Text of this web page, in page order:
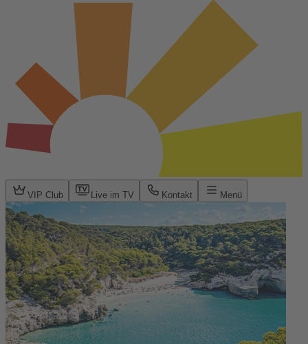
VIP Club Live im TV Kontakt Menü